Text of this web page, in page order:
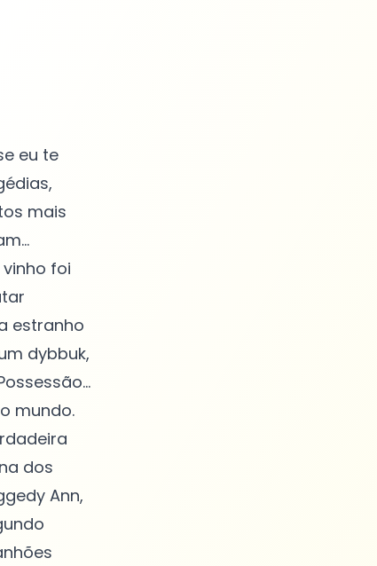
eu te
mais
foi
estranho
dybbuk,
mundo.
dos
Ann,